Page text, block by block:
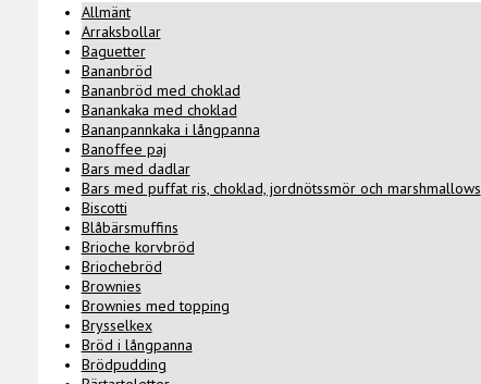
Allmänt
Arraksbollar
Baguetter
Bananbröd
Bananbröd med choklad
Banankaka med choklad
Bananpannkaka i långpanna
Banoffee paj
Bars med dadlar
Bars med puffat ris, choklad, jordnötssmör och marshmallows
Biscotti
Blåbärsmuffins
Brioche korvbröd
Briochebröd
Brownies
Brownies med topping
Brysselkex
Bröd i långpanna
Brödpudding